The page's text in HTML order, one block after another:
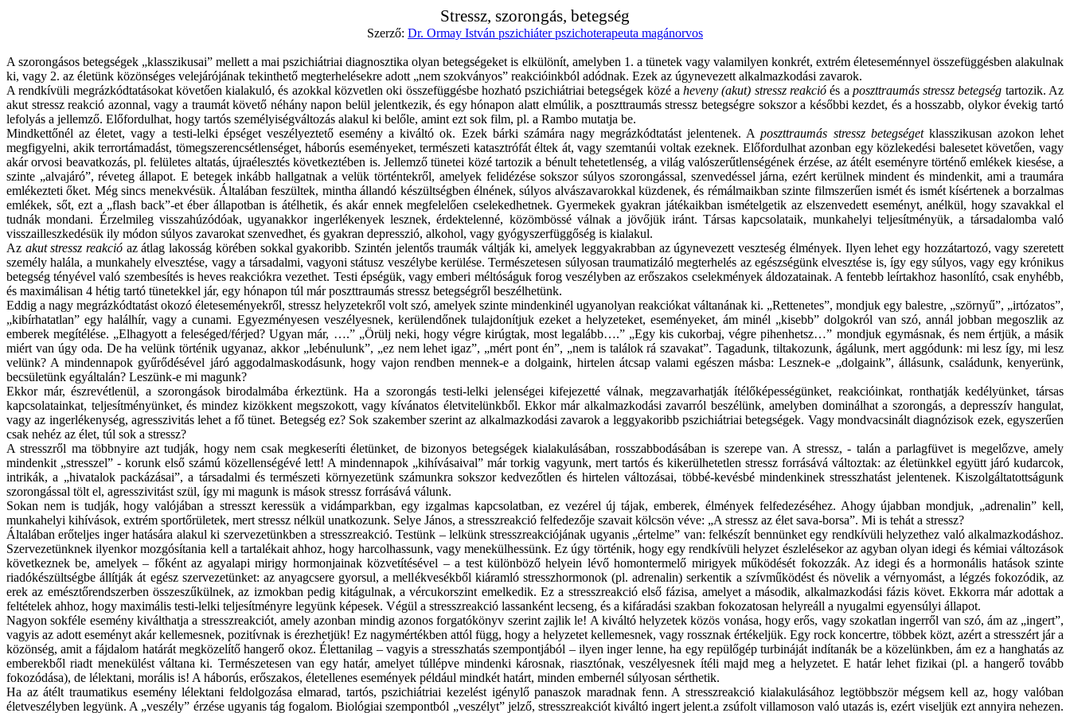
Stressz, szorongás, betegség
Szerző: Dr. Ormay István pszichiáter pszichoterapeuta magánorvos
A szorongásos betegségek „klasszikusai” mellett a mai pszichiátriai diagnosztika olyan betegségeket is elkülönít, amelyben 1. a tünetek vagy valamilyen konkrét, extrém életeseménnyel összefüggésben alakulnak
ki, vagy 2. az életünk közönséges velejárójának tekinthető megterhelésekre adott „nem szokványos” reakcióinkból adódnak. Ezek az úgynevezett alkalmazkodási zavarok.
A rendkívüli megrázkódtatásokat követően kialakuló, és azokkal közvetlen oki összefüggésbe hozható pszichiátriai betegségek közé aheveny (akut) stressz reakció és a poszttraumás stressz betegség tartozik. Az
akut stressz reakció azonnal, vagy a traumát követő néhány napon belül jelentkezik, és egyhónapon alatt elmúlik, a poszttraumás stressz betegségre sokszor a későbbi kezdet, és a hosszabb, olykor évekig tartó
lefolyás a jellemző. Előfordulhat, hogy tartós személyiségváltozás alakul ki belőle, amint ezt sok film, pl. a Rambo mutatja be.
Mindkettőnél az életet, vagy a testi-lelki épséget veszélyeztető esemény a kiváltó ok. Ezek bárki számára nagy megrázkódtatást jelentenek. Aposzttraumás stressz betegségetklasszikusan azokon lehet
megfigyelni, akik terrortámadást, tömegszerencsétlenséget, háborús eseményeket, természeti katasztrófát éltek át, vagy szemtanúi voltak ezeknek. Előfordulhat azonban egy közlekedési balesetet követően, vagy
akár orvosi beavatkozás, pl. felületes altatás, újraélesztés következtében is. Jellemző tünetei közé tartozik a bénult tehetetlenség, a világ valószerűtlenségének érzése, az átélt eseményre történő emlékek kiesése, a
szinte „alvajáró”, réveteg állapot. E betegek inkább hallgatnak a velük történtekről, amelyek felidézése sokszor súlyos szorongással, szenvedéssel járna, ezért kerülnek mindent és mindenkit, ami a traumára
emlékezteti őket. Még sincs menekvésük. Általában feszültek, mintha állandó készültségben élnének, súlyos alvászavarokkal küzdenek, és rémálmaikban szinte filmszerűen ismét és ismét kísértenek a borzalmas
emlékek, sőt, ezt a „flash back”-etéber állapotban is átélhetik, és akár ennek megfelelően cselekedhetnek. Gyermekek gyakran játékaikban ismételgetik az elszenvedett eseményt, anélkül, hogy szavakkal el
tudnák mondani. Érzelmileg visszahúzódóak, ugyanakkor ingerlékenyek lesznek, érdektelenné, közömbössé válnak a jövőjük iránt. Társas kapcsolataik, munkahelyi teljesítményük, a társadalomba való
visszailleszkedésük ily módon súlyos zavarokat szenvedhet, és gyakran depresszió, alkohol, vagy gyógyszerfüggőség is kialakul.
Az akut stressz reakció az átlag lakosság körében sokkal gyakoribb. Szintén jelentős traumák váltják ki, amelyek leggyakrabban az úgynevezett veszteség élmények. Ilyen lehet egy hozzátartozó, vagy szeretett
személy halála, a munkahely elvesztése, vagy a társadalmi, vagyoni státusz veszélybe kerülése. Természetesen súlyosan traumatizáló megterhelés az egészségünk elvesztése is, így egy súlyos, vagy egy krónikus
betegség tényével való szembesítés is heves reakciókra vezethet. Testi épségük, vagy emberi méltóságuk forog veszélyben az erőszakos cselekmények áldozatainak. A fentebb leírtakhoz hasonlító, csak enyhébb,
és maximálisan 4 hétig tartó tünetekkel jár, egy hónapon túl már poszttraumás stressz betegségről beszélhetünk.
Eddig a nagy megrázkódtatást okozó életeseményekről, stressz helyzetekről volt szó, amelyek szinte mindenkinél ugyanolyan reakciókat váltanának ki. „Rettenetes”, mondjuk egy balestre, „szörnyű”, „irtózatos”,
„kibírhatatlan” egy halálhír, vagy a cunami. Egyezményesen veszélyesnek, kerülendőnek tulajdonítjuk ezeket a helyzeteket, eseményeket, ám minél „kisebb” dolgokról van szó, annál jobban megoszlik az
emberek megítélése. „Elhagyott a feleséged/férjed? Ugyan már, ….” „Örülj neki, hogy végre kirúgtak, most legalább….” „Egy kis cukorbaj, végre pihenhetsz…” mondjuk egymásnak, és nem értjük, a másik
miért van úgy oda. De ha velünk történik ugyanaz, akkor „lebénulunk”, „ez nem lehet igaz”, „mért pont én”, „nem is találok rá szavakat”. Tagadunk, tiltakozunk, ágálunk, mert aggódunk: mi lesz így, mi lesz
velünk? A mindennapok gyűrődésével járó aggodalmaskodásunk, hogy vajon rendben mennek-e a dolgaink, hirtelen átcsap valami egészen másba: Lesznek-e „dolgaink”, állásunk, családunk, kenyerünk,
becsületünk egyáltalán? Leszünk-e mi magunk?
Ekkor már, észrevétlenül, a szorongások birodalmába érkeztünk. Ha a szorongás testi-lelki jelenségei kifejezetté válnak, megzavarhatják ítélőképességünket, reakcióinkat, ronthatják kedélyünket, társas
kapcsolatainkat, teljesítményünket, és mindez kizökkent megszokott, vagy kívánatos életvitelünkből. Ekkor már alkalmazkodási zavarról beszélünk, amelyben dominálhat a szorongás, a depresszív hangulat,
vagy az ingerlékenység, agresszivitás lehet a fő tünet. Betegség ez? Sok szakember szerint az alkalmazkodási zavarok a leggyakoribb pszichiátriai betegségek. Vagy mondvacsinált diagnózisok ezek, egyszerűen
csak nehéz az élet, túl sok a stressz?
A stresszről ma többnyire azt tudják, hogy nem csak megkeseríti életünket, de bizonyos betegségek kialakulásában, rosszabbodásában is szerepe van. A stressz, - talán a parlagfüvet is megelőzve, amely
mindenkit „stresszel” - korunk első számú közellenségévé lett! A mindennapok „kihívásaival” már torkig vagyunk, mert tartós és kikerülhetetlen stressz forrásává változtak: az életünkkel együtt járó kudarcok,
intrikák, a „hivatalok packázásai”, a társadalmi és természeti környezetünk számunkra sokszor kedvezőtlen és hirtelen változásai, többé-kevésbé mindenkinekstresszhatást jelentenek. Kiszolgáltatottságunk
szorongással tölt el, agresszivitást szül, így mi magunk is mások stressz forrásává válunk.
Sokan nem is tudják, hogy valójában a stresszt keressük a vidámparkban, egy izgalmas kapcsolatban, ez vezérel új tájak, emberek, élmények felfedezéséhez. Ahogy újabban mondjuk, „adrenalin” kell,
munkahelyi kihívások, extrém sportőrületek, mert stressz nélkül unatkozunk. Selye János, a stresszreakció felfedezője szavait kölcsön véve: „A stressz az élet sava-borsa”. Mi is tehát a stressz?
Általában erőteljes inger hatására alakul ki szervezetünkben a stresszreakció. Testünk – lelkünkstresszreakciójának ugyanis „értelme” van: felkészít bennünket egy rendkívüli helyzethez való alkalmazkodáshoz.
Szervezetünknek ilyenkor mozgósítania kell a tartalékait ahhoz, hogy harcolhassunk, vagy menekülhessünk. Ez úgy történik, hogy egy rendkívüli helyzet észlelésekor az agyban olyan idegi és kémiai változások
következnek be, amelyek – főként az agyalapi mirigy hormonjainak közvetítésével – a test különböző helyein lévőhomontermelő mirigyek működését fokozzák. Az idegi és a hormonális hatások szinte
riadókészültségbe állítják át egész szervezetünket: az anyagcsere gyorsul, a mellékvesékből kiáramló stresszhormonok(pl. adrenalin) serkentik a szívműködést és növelik a vérnyomást, a légzés fokozódik, az
erek az emésztőrendszerben összeszűkülnek, az izmokban pedig kitágulnak, a vércukorszint emelkedik. Ez a stresszreakcióelső fázisa, amelyet a második, alkalmazkodási fázis követ. Ekkorra már adottak a
feltételek ahhoz, hogy maximális testi-lelki teljesítményre legyünk képesek. Végül a stresszreakció lassanként lecseng, és a kifáradási szakban fokozatosan helyreáll a nyugalmi egyensúlyi állapot.
Nagyon sokféle esemény kiválthatja a stresszreakciót, amely azonban mindig azonos forgatókönyv szerint zajlik le! A kiváltó helyzetek közös vonása, hogy erős, vagy szokatlan ingerről van szó, ám az „ingert”,
vagyis az adott eseményt akár kellemesnek, pozitívnak is érezhetjük! Ez nagymértékben attól függ, hogy a helyzetet kellemesnek, vagy rossznak értékeljük. Egy rock koncertre, többek közt, azért a stresszért jár a
közönség, amit a fájdalom határát megközelítő hangerő okoz. Élettanilag – vagyis a stresszhatásszempontjából – ilyen inger lenne, ha egy repülőgép turbináját indítanák be a közelünkben, ám ez a hanghatás az
emberekből riadt menekülést váltana ki. Természetesen van egy határ, amelyet túllépve mindenki károsnak, riasztónak, veszélyesnek ítéli majd meg a helyzetet. E határ lehet fizikai (pl. a hangerő tovább
fokozódása), de lélektani, morális is! A háborús, erőszakos, életellenes események például mindkét határt, minden embernél súlyosan sérthetik.
Ha az átélt traumatikus esemény lélektani feldolgozása elmarad, tartós, pszichiátriai kezelést igénylő panaszok maradnak fenn. Astresszreakció kialakulásához legtöbbször mégsem kell az, hogy valóban
életveszélyben legyünk. A „veszély” érzése ugyanis tág fogalom. Biológiai szempontból „veszélyt” jelző, stresszreakciótkiváltó ingertjelent.a zsúfolt villamoson való utazás is, ezért viseljük ezt annyira nehezen.